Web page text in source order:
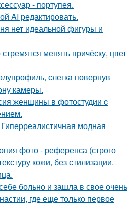
- портупея.
AI редактировать.
нет идеальной фигуры и
менять причёску, цвет
слегка повернув
камеры.
женщины в фотостудии c
модная
фото - референса (строго
кожи, без стилизации.
больно и зашла в свое очень
где еще только первое